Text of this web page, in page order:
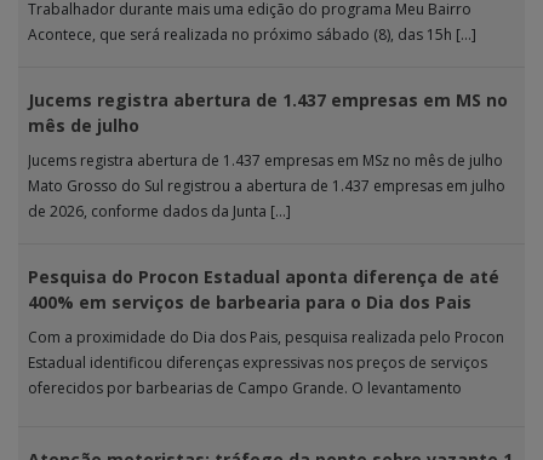
Trabalhador durante mais uma edição do programa Meu Bairro
Acontece, que será realizada no próximo sábado (8), das 15h […]
Jucems registra abertura de 1.437 empresas em MS no
mês de julho
Jucems registra abertura de 1.437 empresas em MSz no mês de julho
Mato Grosso do Sul registrou a abertura de 1.437 empresas em julho
de 2026, conforme dados da Junta […]
Pesquisa do Procon Estadual aponta diferença de até
400% em serviços de barbearia para o Dia dos Pais
Com a proximidade do Dia dos Pais, pesquisa realizada pelo Procon
Estadual identificou diferenças expressivas nos preços de serviços
oferecidos por barbearias de Campo Grande. O levantamento